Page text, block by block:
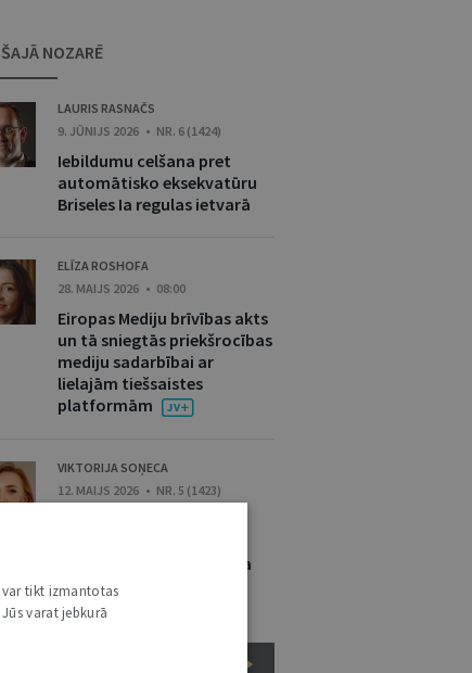
NOZARĒ
LAURIS RASNAČS
9. JŪNIJS 2026 • NR. 6 (1424)
Iebildumu celšana pret
automātisko eksekvatūru
Briseles Ia regulas ietvarā
ELĪZA ROSHOFA
28. MAIJS 2026 • 08:00
Eiropas Mediju brīvības akts
un tā sniegtās priekšrocības
mediju sadarbībai ar
lielajām tiešsaistes
platformām
VIKTORIJA SOŅECA
12. MAIJS 2026 • NR. 5 (1423)
nepieciešama transporta
biļetes iegādei
var tikt izmantotas
varat jebkurā